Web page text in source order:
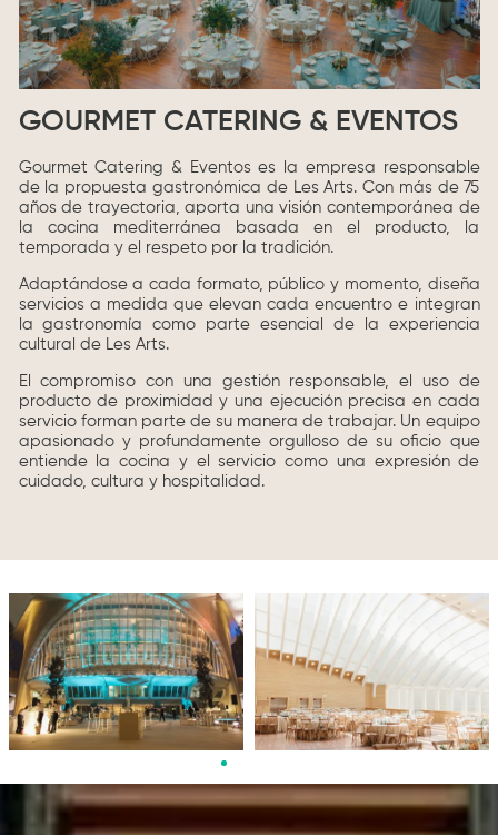
GOURMET CATERING & EVENTOS
Gourmet Catering & Eventos es la empresa responsable
de la propuesta gastronómica de Les Arts. Con más de 75
años de trayectoria, aporta una visión contemporánea de
la cocina mediterránea basada en el producto, la
temporada y el respeto por la tradición.
Adaptándose a cada formato, público y momento, diseña
servicios a medida que elevan cada encuentro e integran
la gastronomía como parte esencial de la experiencia
cultural de Les Arts.
El compromiso con una gestión responsable, el uso de
producto de proximidad y una ejecución precisa en cada
servicio forman parte de su manera de trabajar. Un equipo
apasionado y profundamente orgulloso de su oficio que
entiende la cocina y el servicio como una expresión de
cuidado, cultura y hospitalidad.
Diapositiva 2 de 8: Evento Los toros